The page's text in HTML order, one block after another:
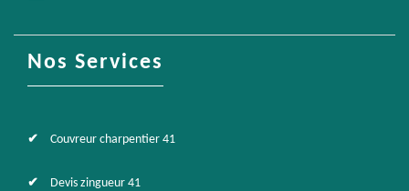
Nos Services
Couvreur charpentier 41
Devis zingueur 41